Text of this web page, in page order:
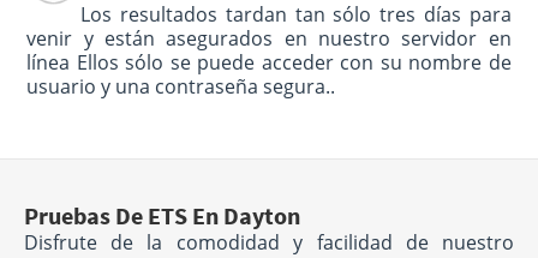
Los resultados tardan tan sólo tres días para
venir y están asegurados en nuestro servidor en
línea Ellos sólo se puede acceder con su nombre de
usuario y una contraseña segura..
Pruebas De ETS En Dayton
Disfrute de la comodidad y facilidad de nuestro